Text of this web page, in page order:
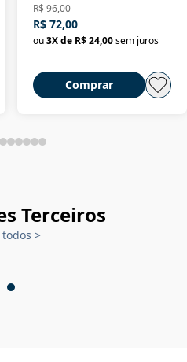
R$ 96,00
R$ 72,00
ou 3X de R$ 24,00 sem juros
Comprar
Terceiros
todos >